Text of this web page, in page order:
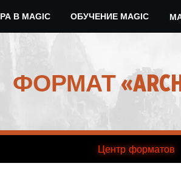
В MAGIC ОБУЧЕНИЕ MAGIC
ФОРМАТ
Центр форматов